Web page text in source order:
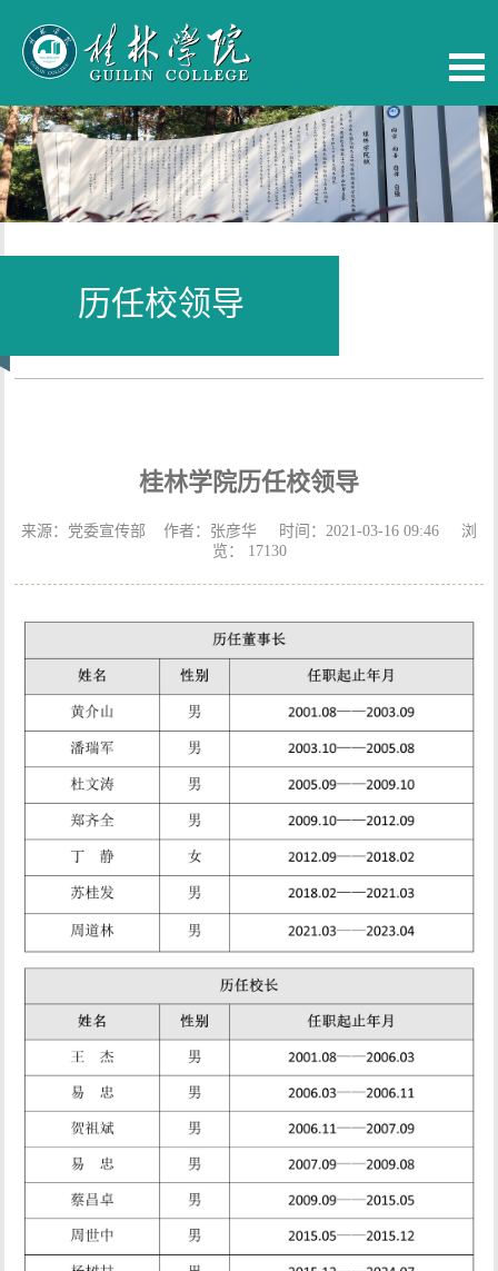
历任校领导
当前位置：首页-学校概览
桂林学院历任校领导
来源：党委宣传部 作者：张彦华 时间：2021-03-16 09:46 浏
览： 17130